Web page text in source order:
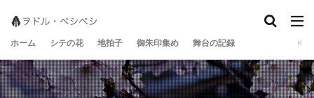
ホーム シテの花 地拍子 御朱印集め 舞台の記録
地拍子 シテの花 宝生流